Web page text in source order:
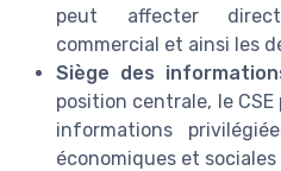
peut affecter
commercial et ainsi les
Siège des
position centrale, le
informations
économiques et